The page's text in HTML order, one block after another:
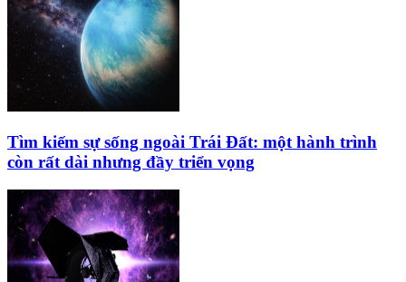
Tìm kiếm sự sống ngoài Trái Đất: một hành trình
còn rất dài nhưng đầy triển vọng